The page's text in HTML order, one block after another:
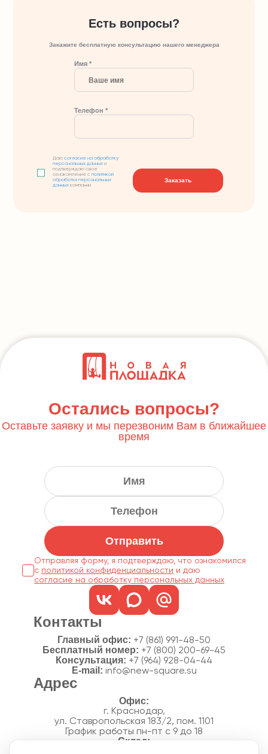
Есть вопросы?
Закажите бесплатную консультацию нашего менеджера
Имя *
Телефон *
Даюсогласие на обработку
персональных данных и
подтверждаю свое
ознакомление сполитикой
обработки персональных
данных компании
Заказать
Остались вопросы?
Оставьте заявку и мы перезвоним Вам в ближайшее
время
Отправить
Отправляя форму, я подтверждаю, что ознакомился
с политикой конфиденциальности
согласие на обработку персональных данных
Контакты
Главный офис: +7 (861) 991-48-50
Бесплатный номер: +7 (800) 200-69-45
Консультация: +7 (964) 928-04-44
E-mail: info@new-square.su
Адрес
г. Краснодар,
ул. Ставропольская 183/2, пом. 1101
График работы пн-пт с 9 до 18